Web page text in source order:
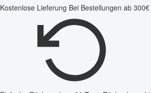
Kostenlose Lieferung Bei Bestellungen ab 300€